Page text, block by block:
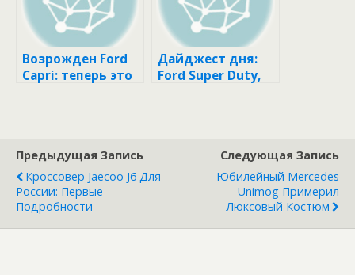
Возрожден Ford
Capri: теперь это
Дайджест дня:
Ford Super Duty,
Предыдущая Запись
Кроссовер Jaecoo J6 Для
России: Первые
Подробности
Следующая Запись
Юбилейный Mercedes
Unimog Примерил
Люксовый Костюм